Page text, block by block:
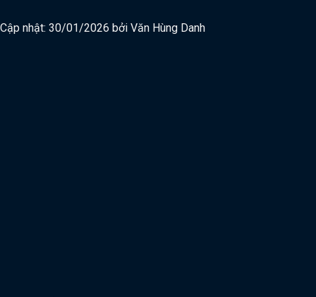
Cập nhật: 30/01/2026 bởi Văn Hùng Danh